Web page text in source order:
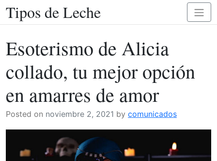
Skip
to
Tipos de Leche
Esoterismo de Alicia
collado, tu mejor opción
en amarres de amor
Posted on noviembre 2, 2021 by comunicados